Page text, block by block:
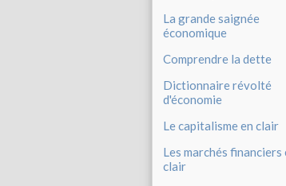
La grande saignée
économique
Comprendre la dette
Dictionnaire révolté
d'économie
Le capitalisme en clair
Les marchés financiers
clair